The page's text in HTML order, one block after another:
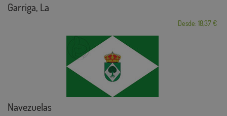
Garriga, La
Desde: 18,37 €
Navezuelas